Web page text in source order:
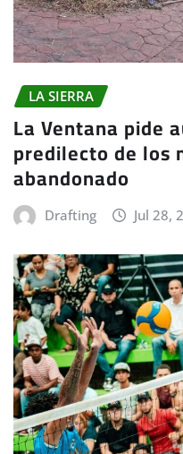
LA SIERRA
La Ventana pide
predilecto de los
abandonado
Drafting Jul 28,